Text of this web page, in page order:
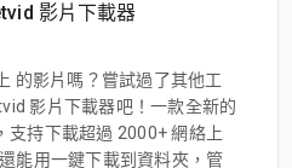
影片下載器
的影片嗎？嘗試過了其他工
影片下載器吧！一款全新的
支持下載超過 2000+ 網絡上
能用一鍵下載到資料夾，管